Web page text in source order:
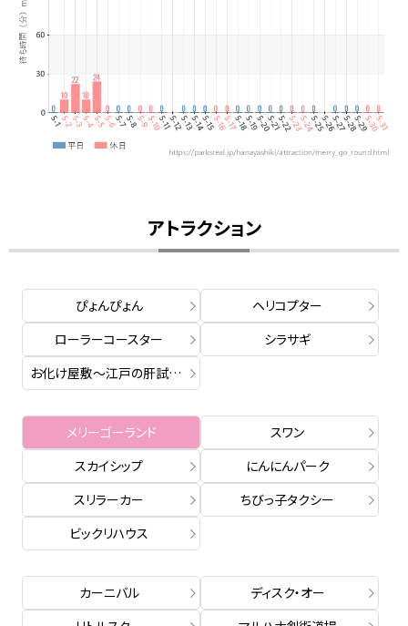
アトラクション
ぴょんぴょん
ヘリコプター
ローラーコースター
シラサギ
お化け屋敷～江戸の肝試し～
メリーゴーランド
スワン
スカイシップ
にんにんパーク
スリラーカー
ちびっ子タクシー
ビックリハウス
カーニバル
ディスク・オー